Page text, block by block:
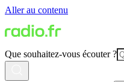
Aller au contenu
Que souhaitez-vous écouter ?